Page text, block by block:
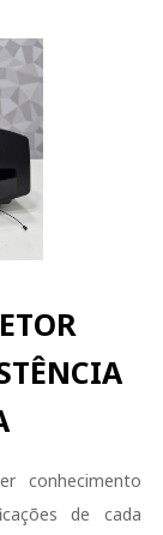
conhecimento
de cada